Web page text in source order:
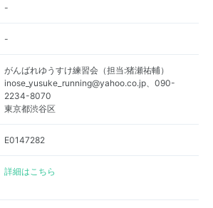
-
-
がんばれゆうすけ練習会（担当:猪瀬祐輔）
inose_yusuke_running@yahoo.co.jp、090-
2234-8070
東京都渋谷区
E0147282
詳細はこちら